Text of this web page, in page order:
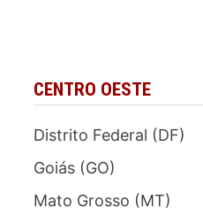
CENTRO OESTE
Distrito Federal (DF)
Goiás (GO)
Mato Grosso (MT)